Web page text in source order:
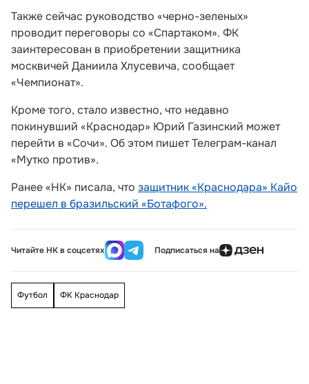
Также сейчас руководство «черно-зеленых»
проводит переговоры со «Спартаком». ФК
заинтересован в приобретении защитника
москвичей Даниила Хлусевича, сообщает
«Чемпионат».
Кроме того, стало известно, что недавно
покинувший «Краснодар» Юрий Газинский может
перейти в «Сочи». Об этом пишет Телеграм-канал
«Мутко против».
Ранее «НК» писала, что защитник «Краснодара» Кайо
перешел в бразильский «Ботафого».
Читайте НК в соцсетях Подписаться на
Футбол ФК Краснодар